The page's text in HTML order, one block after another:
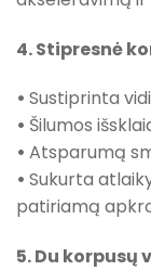
4. Stipresnė
• Sustiprinta
• Šilumos
• Atsparumą
• Sukurta
patiriamą
5. Du